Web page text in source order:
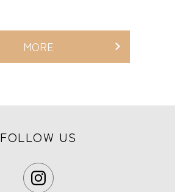
MORE
FOLLOW US